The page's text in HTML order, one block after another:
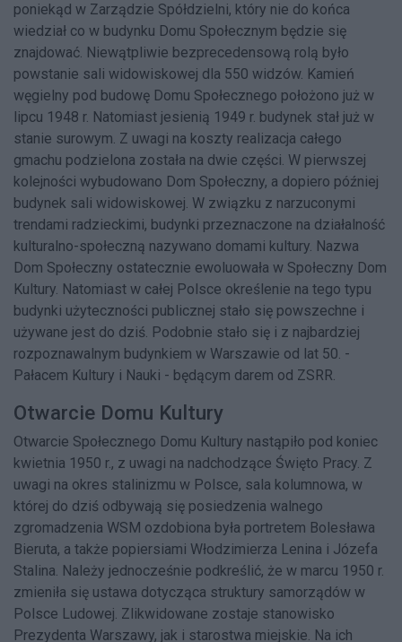
poniekąd w Zarządzie Spółdzielni, który nie do końca
wiedział co w budynku Domu Społecznym będzie się
znajdować. Niewątpliwie bezprecedensową rolą było
powstanie sali widowiskowej dla 550 widzów. Kamień
węgielny pod budowę Domu Społecznego położono już w
lipcu 1948 r. Natomiast jesienią 1949 r. budynek stał już w
stanie surowym. Z uwagi na koszty realizacja całego
gmachu podzielona została na dwie części. W pierwszej
kolejności wybudowano Dom Społeczny, a dopiero później
budynek sali widowiskowej. W związku z narzuconymi
trendami radzieckimi, budynki przeznaczone na działalność
kulturalno-społeczną nazywano domami kultury. Nazwa
Dom Społeczny ostatecznie ewoluowała w Społeczny Dom
Kultury. Natomiast w całej Polsce określenie na tego typu
budynki użyteczności publicznej stało się powszechne i
używane jest do dziś. Podobnie stało się i z najbardziej
rozpoznawalnym budynkiem w Warszawie od lat 50. -
Pałacem Kultury i Nauki - będącym darem od ZSRR.
Otwarcie Domu Kultury
Otwarcie Społecznego Domu Kultury nastąpiło pod koniec
kwietnia 1950 r., z uwagi na nadchodzące Święto Pracy. Z
uwagi na okres stalinizmu w Polsce, sala kolumnowa, w
której do dziś odbywają się posiedzenia walnego
zgromadzenia WSM ozdobiona była portretem Bolesława
Bieruta, a także popiersiami Włodzimierza Lenina i Józefa
Stalina. Należy jednocześnie podkreślić, że w marcu 1950 r.
zmieniła się ustawa dotycząca struktury samorządów w
Polsce Ludowej. Zlikwidowane zostaje stanowisko
Prezydenta Warszawy, jak i starostwa miejskie. Na ich